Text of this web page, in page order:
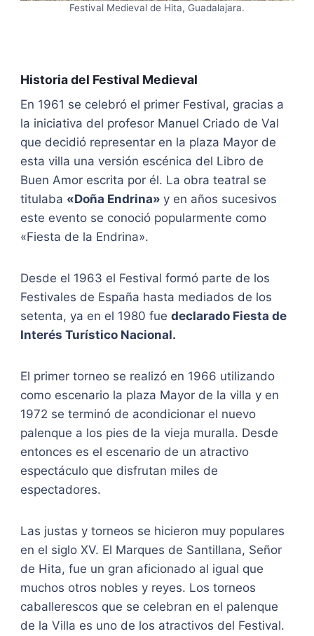
Festival Medieval de Hita, Guadalajara.
Historia del Festival Medieval
En 1961 se celebró el primer Festival, gracias a
la iniciativa del profesor Manuel Criado de Val
que decidió representar en la plaza Mayor de
esta villa una versión escénica del Libro de
Buen Amor escrita por él. La obra teatral se
titulaba «Doña Endrina» y en años sucesivos
este evento se conoció popularmente como
«Fiesta de la Endrina».
Desde el 1963 el Festival formó parte de los
Festivales de España hasta mediados de los
setenta, ya en el 1980 fue declarado Fiesta de
Interés Turístico Nacional.
El primer torneo se realizó en 1966 utilizando
como escenario la plaza Mayor de la villa y en
1972 se terminó de acondicionar el nuevo
palenque a los pies de la vieja muralla. Desde
entonces es el escenario de un atractivo
espectáculo que disfrutan miles de
espectadores.
Las justas y torneos se hicieron muy populares
en el siglo XV. El Marques de Santillana, Señor
de Hita, fue un gran aficionado al igual que
muchos otros nobles y reyes. Los torneos
caballerescos que se celebran en el palenque
de la Villa es uno de los atractivos del Festival.